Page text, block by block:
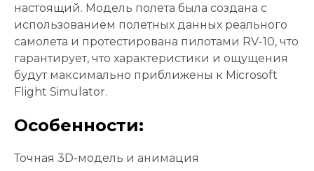
настоящий. Модель полета была создана с
использованием полетных данных реального
самолета и протестирована пилотами RV-10, что
гарантирует, что характеристики и ощущения
будут максимально приближены к Microsoft
Flight Simulator.
Особенности:
Точная 3D-модель и анимация